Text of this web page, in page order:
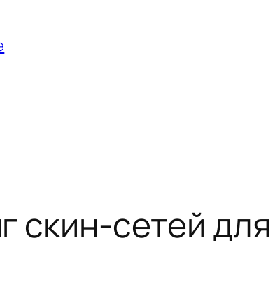
скин-сетей для